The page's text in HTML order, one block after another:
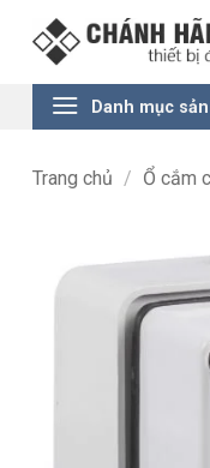
Danh mục
Trang chủ / Ổ cắm